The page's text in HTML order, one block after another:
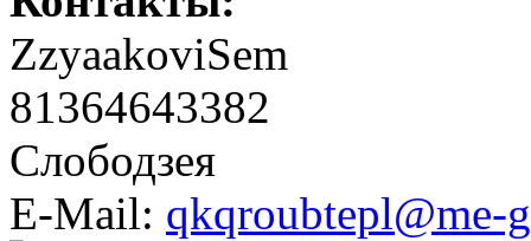
ZzyaakoviSem
81364643382
Слободзея
E-Mail: qkqroubtepl@me-